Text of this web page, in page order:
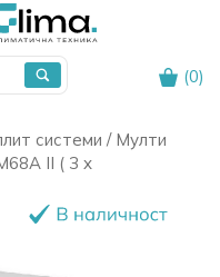
(0)
системи / Мулти
II ( 3 x